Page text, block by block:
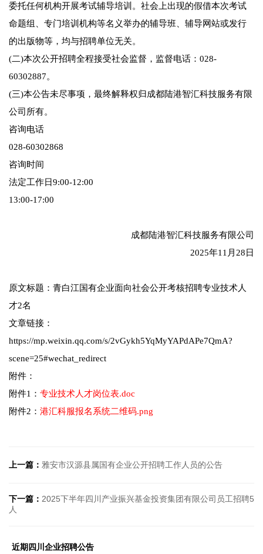
委托任何机构开展考试辅导培训。社会上出现的假借本次考试
命题组、专门培训机构等名义举办的辅导班、辅导网站或发行
的出版物等，均与招聘单位无关。
(二)本次公开招聘全程接受社会监督，监督电话：028-
60302887。
(三)本公告未尽事项，最终解释权归成都陆港智汇科技服务有限
公司所有。
咨询电话
028-60302868
咨询时间
法定工作日9:00-12:00
13:00-17:00
成都陆港智汇科技服务有限公司
2025年11月28日
原文标题：青白江国有企业面向社会公开考核招聘专业技术人
才2名
文章链接：
https://mp.weixin.qq.com/s/2vGykh5YqMyYAPdAPe7QmA?
scene=25#wechat_redirect
附件：
附件1： 专业技术人才岗位表.doc
附件2： 港汇科服报名系统二维码.png
上一篇： 雅安市汉源县属国有企业公开招聘工作人员的公告
下一篇： 2025下半年四川产业振兴基金投资集团有限公司员工招聘5
人
近期四川企业招聘公告